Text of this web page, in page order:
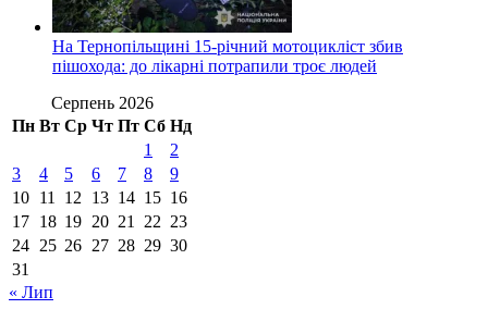
На Тернопільщині 15-річний мотоцикліст збив
пішохода: до лікарні потрапили троє людей
Серпень 2026
Пн Вт Ср Чт Пт Сб Нд
1
2
3
4 5 6 7 8
9
10 11 12 13 14 15 16
17 18 19 20 21 22 23
24 25 26 27 28 29 30
31
« Лип